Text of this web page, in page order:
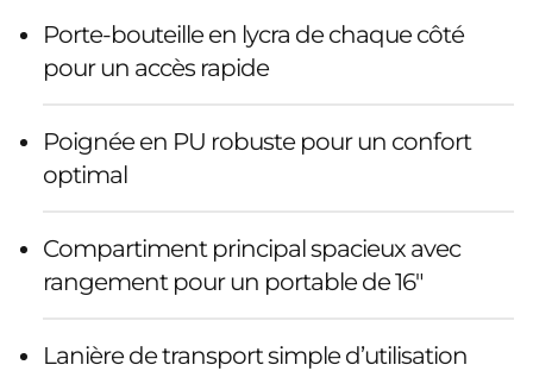
Porte-bouteille en lycra de chaque côté
pour un accès rapide
Poignée en PU robuste pour un confort
optimal
Compartiment principal spacieux avec
rangement pour un portable de 16"
Lanière de transport simple d’utilisation